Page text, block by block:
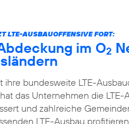
LTE-AUSBAUOFFENSIVE FORT:
im O2
bundesweite LTE-
das Unternehmen die
und zahlreiche
LTE-Ausbau